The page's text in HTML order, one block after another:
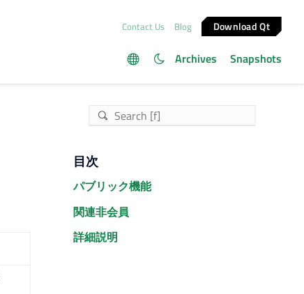
Contact Us Blog Download Qt
Archives Snapshots
目次
パブリック機能
関連非会員
詳細説明